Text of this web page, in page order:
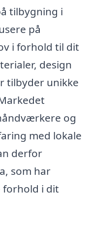
tilbygning i
på
i forhold til dit
design
tilbyder unikke
og
med lokale
derfor
som har
forhold i dit